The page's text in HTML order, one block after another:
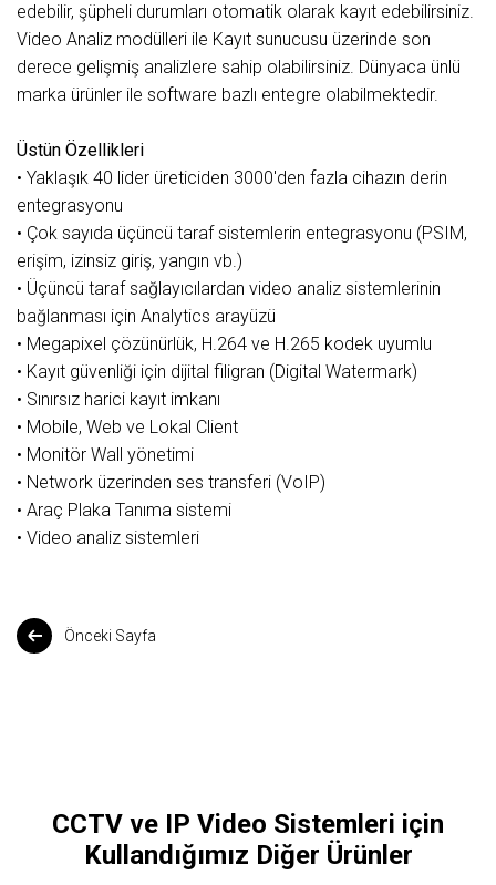
edebilir, şüpheli durumları otomatik olarak kayıt edebilirsiniz.
Video Analiz modülleri ile Kayıt sunucusu üzerinde son
derece gelişmiş analizlere sahip olabilirsiniz. Dünyaca ünlü
marka ürünler ile software bazlı entegre olabilmektedir.
Üstün Özellikleri
• Yaklaşık 40 lider üreticiden 3000'den fazla cihazın derin
entegrasyonu
• Çok sayıda üçüncü taraf sistemlerin entegrasyonu (PSIM,
erişim, izinsiz giriş, yangın vb.)
• Üçüncü taraf sağlayıcılardan video analiz sistemlerinin
bağlanması için Analytics arayüzü
• Megapixel çözünürlük, H.264 ve H.265 kodek uyumlu
• Kayıt güvenliği için dijital filigran (Digital Watermark)
• Sınırsız harici kayıt imkanı
• Mobile, Web ve Lokal Client
• Monitör Wall yönetimi
• Network üzerinden ses transferi (VoIP)
• Araç Plaka Tanıma sistemi
• Video analiz sistemleri
Önceki Sayfa
CCTV ve IP Video Sistemleri için
Kullandığımız Diğer Ürünler